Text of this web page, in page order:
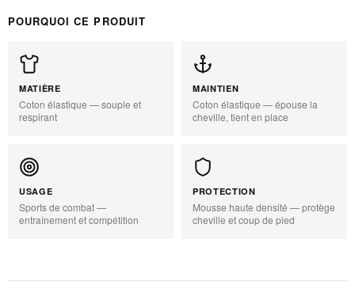
POURQUOI CE PRODUIT
MATIÈRE
Coton élastique — souple et
respirant
MAINTIEN
Coton élastique — épouse la
cheville, tient en place
USAGE
Sports de combat —
entraînement et compétition
PROTECTION
Mousse haute densité — protège
cheville et coup de pied